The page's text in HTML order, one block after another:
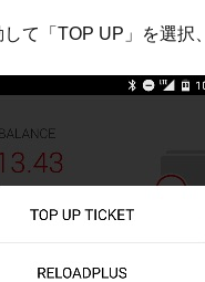
て「TOP UP」を選択、